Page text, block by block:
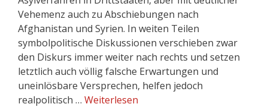
Vehemenz auch zu Abschiebungen nach
Afghanistan und Syrien. In weiten Teilen
symbolpolitische Diskussionen verschieben zwar
den Diskurs immer weiter nach rechts und setzen
letztlich auch völlig falsche Erwartungen und
uneinlösbare Versprechen, helfen jedoch
realpolitisch … Weiterlesen